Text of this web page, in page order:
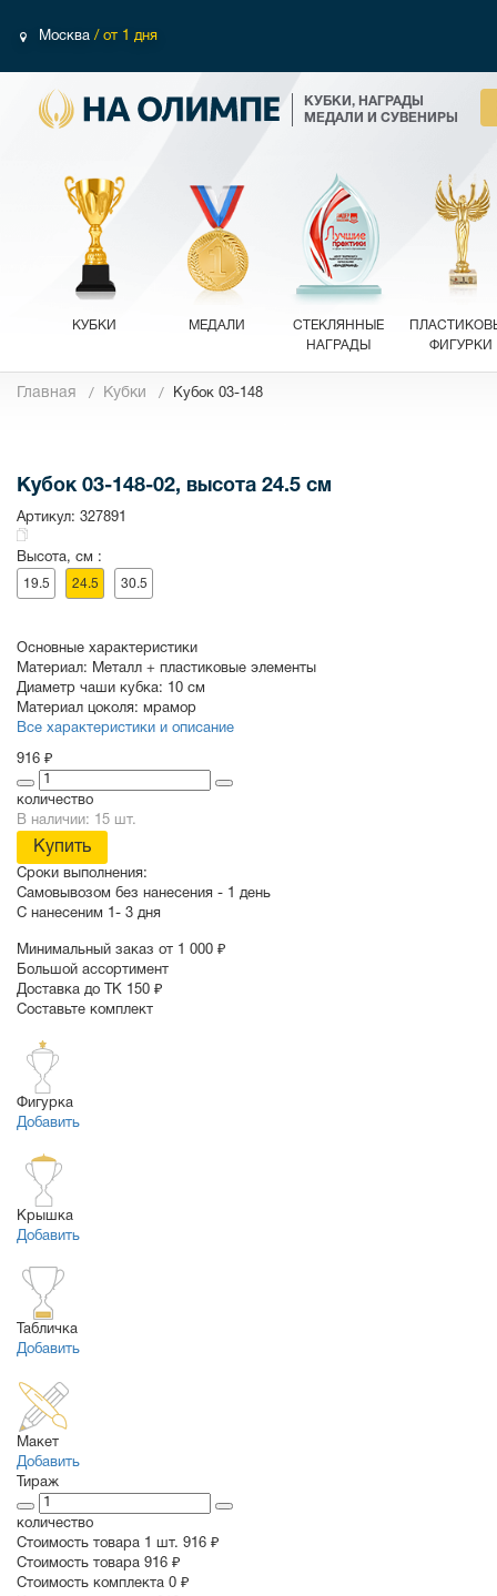
Москва / от 1 дня
КУБКИ, НАГРАДЫ
МЕДАЛИ И СУВЕНИРЫ
КУБКИ МЕДАЛИ
СТЕКЛЯННЫЕ
НАГРАДЫ
ФИГУРКИ
СУВЕНИРЫ
Главная Кубки Кубок 03-148
Кубок 03-148-02, высота 24.5 см
Артикул: 327891
Высота, см :
19.5 24.5 30.5
Основные характеристики
Материал: Металл + пластиковые элементы
Диаметр чаши кубка: 10 см
Материал цоколя: мрамор
Все характеристики и описание
916 ₽
количество
В наличии: 15 шт.
Купить
Сроки выполнения:
Самовывозом без нанесения - 1 день
С нанесеним 1- 3 дня
Минимальный заказ от 1 000 ₽
Большой ассортимент
Доставка до ТК 150 ₽
Составьте комплект
Фигурка
Добавить
Крышка
Добавить
Табличка
Добавить
Макет
Добавить
Тираж
количество
Стоимость товара 1 шт. 916 ₽
Cтоимость товара 916 ₽
Стоимость комплекта 0 ₽